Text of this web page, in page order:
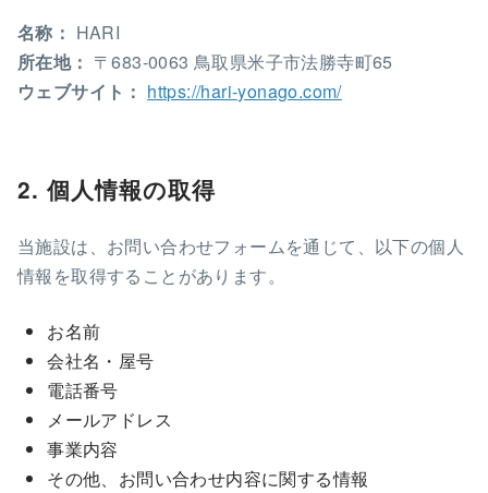
名称： HARI
所在地： 〒683-0063 鳥取県米子市法勝寺町65
ウェブサイト： https://hari-yonago.com/
2. 個人情報の取得
当施設は、お問い合わせフォームを通じて、以下の個人
情報を取得することがあります。
お名前
会社名・屋号
電話番号
メールアドレス
事業内容
その他、お問い合わせ内容に関する情報